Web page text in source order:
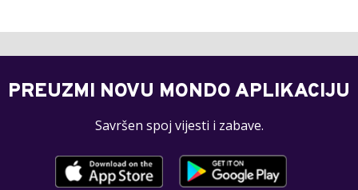
PREUZMI NOVU MONDO APLIKACIJU
Savršen spoj vijesti i zabave.